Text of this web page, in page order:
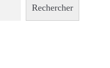
Rechercher